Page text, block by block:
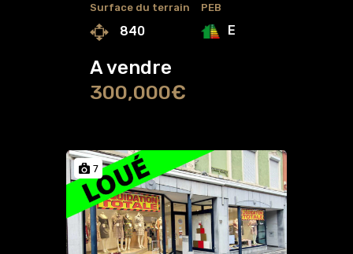
Surface du terrain
840
PEB
E
A vendre
300,000€
7